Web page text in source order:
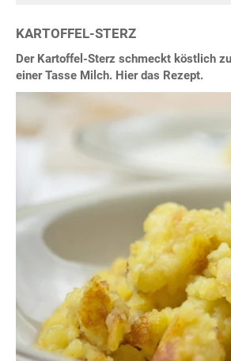
KARTOFFEL-STERZ
Der Kartoffel-Sterz schmeckt köstlich
einer Tasse Milch. Hier das Rezept.